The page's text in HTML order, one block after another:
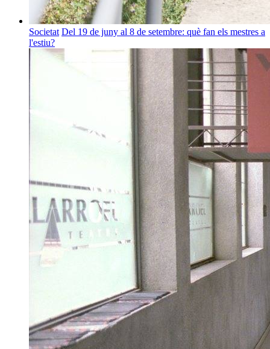
Societat Del 19 de juny al 8 de setembre: què fan els mestres a
l'estiu?